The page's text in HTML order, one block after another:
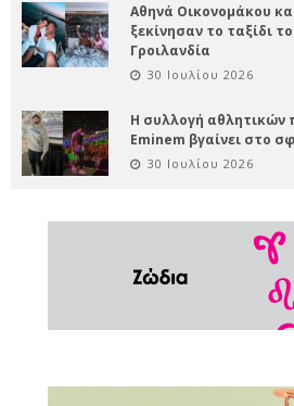
Αθηνά Οικονομάκου
ξεκίνησαν το ταξίδι
Γροιλανδία
30 Ιουλίου 2026
Η συλλογή αθλητικών
Eminem βγαίνει στο
30 Ιουλίου 2026